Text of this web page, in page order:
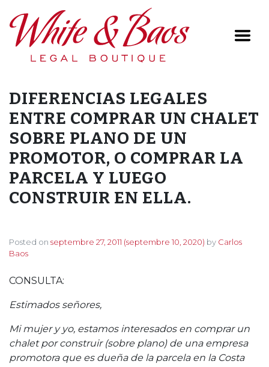
Main Navigation
DIFERENCIAS LEGALES
ENTRE COMPRAR UN CHALET
SOBRE PLANO DE UN
PROMOTOR, O COMPRAR LA
PARCELA Y LUEGO
CONSTRUIR EN ELLA.
Posted on septembre 27, 2011 (septembre 10, 2020) by Carlos
Baos
CONSULTA:
Estimados señores,
Mi mujer y yo, estamos interesados en comprar un
chalet por construir (sobre plano) de una empresa
promotora que es dueña de la parcela en la Costa